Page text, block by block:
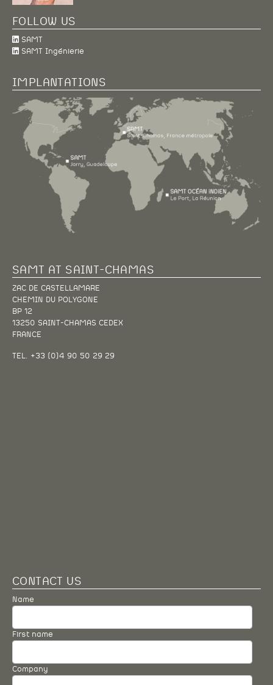
FOLLOW US
SAMT
SAMT Ingénierie
IMPLANTATIONS
SAMT AT SAINT-CHAMAS
ZAC DE CASTELLAMARE
CHEMIN DU POLYGONE
BP 12
13250 SAINT-CHAMAS CEDEX
FRANCE
TEL. +33 (0)4 90 50 29 29
CONTACT US
Name
First name
Company